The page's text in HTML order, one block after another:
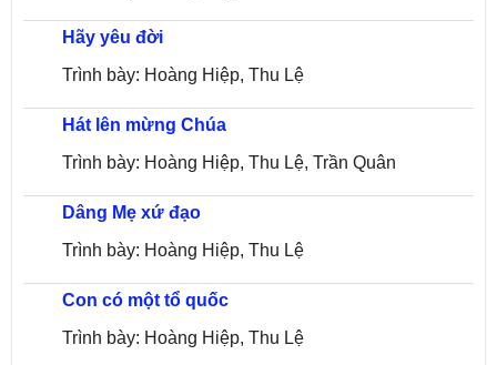
Hãy yêu đời
Trình bày: Hoàng Hiệp, Thu Lệ
Hát lên mừng Chúa
Trình bày: Hoàng Hiệp, Thu Lệ, Trần Quân
Dâng Mẹ xứ đạo
Trình bày: Hoàng Hiệp, Thu Lệ
Con có một tổ quốc
Trình bày: Hoàng Hiệp, Thu Lệ